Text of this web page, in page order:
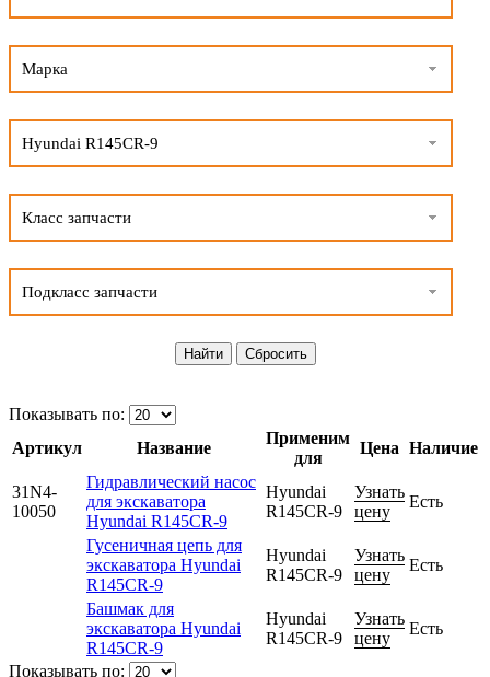
Марка
Hyundai R145CR-9
Класс запчасти
Подкласс запчасти
Показывать по:
Артикул
Название
Применим
для
Цена Наличие
31N4-
10050
Гидравлический насос
для экскаватора
Hyundai R145CR-9
Hyundai
R145CR-9
Узнать
цену
Есть
Гусеничная цепь для
экскаватора Hyundai
R145CR-9
Hyundai
R145CR-9
Узнать
цену
Есть
Башмак для
экскаватора Hyundai
R145CR-9
Hyundai
R145CR-9
Узнать
цену
Есть
Показывать по: